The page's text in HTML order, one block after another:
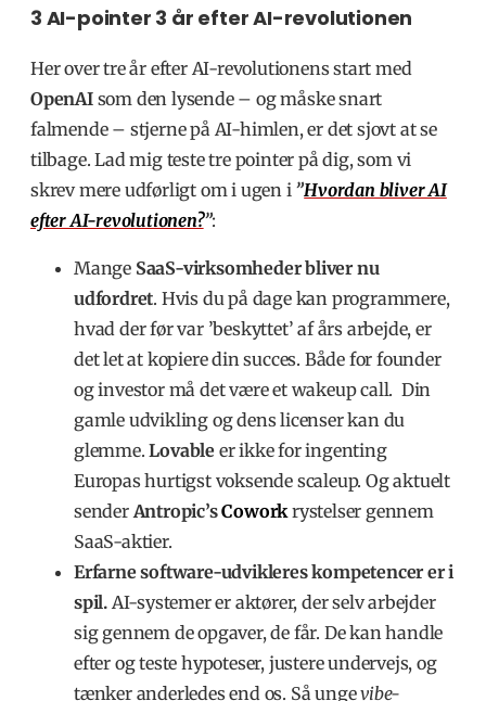
3 AI-pointer 3 år efter AI-revolutionen
Her over tre år efter AI-revolutionens start med
OpenAIsom den lysende – og måske snart
falmende – stjerne på AI-himlen, er det sjovt at se
tilbage. Lad mig teste tre pointer på dig, som vi
skrev mere udførligt om i ugen i ”Hvordan bliver AI
efter AI-revolutionen?”:
Mange SaaS-virksomheder bliver nu
udfordret. Hvis du på dage kan programmere,
hvad der før var ’beskyttet’ af års arbejde, er
det let at kopiere din succes. Både for founder
og investor må det være et wakeup call. Din
gamle udvikling og dens licenser kan du
glemme.Lovable er ikke for ingenting
Europas hurtigst voksende scaleup.Og aktuelt
senderAntropic’sCoworkrystelser gennem
SaaS-aktier.
Erfarne software-udvikleres kompetencer er i
spil. AI-systemer er aktører, der selv arbejder
sig gennem de opgaver, de får. De kan handle
efter og teste hypoteser, justere undervejs, og
tænker anderledes end os. Så ungevibe-